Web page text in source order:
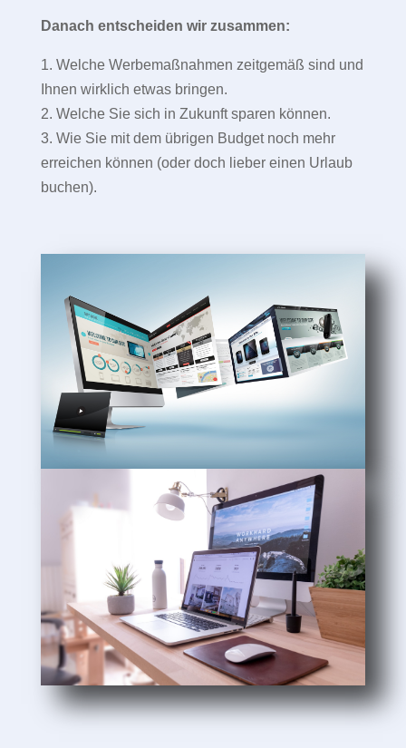
Danach entscheiden wir zusammen:
1. Welche Werbemaßnahmen zeitgemäß sind und
Ihnen wirklich etwas bringen.
2. Welche Sie sich in Zukunft sparen können.
3. Wie Sie mit dem übrigen Budget noch mehr
erreichen können (oder doch lieber einen Urlaub
buchen).